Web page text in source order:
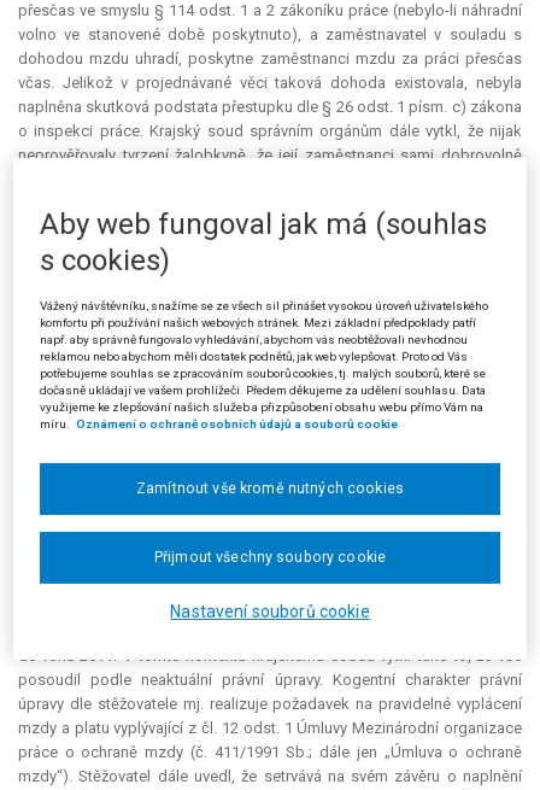
přesčas ve smyslu § 114 odst. 1 a 2 zákoníku práce (nebylo-li náhradní
volno ve stanovené době poskytnuto), a zaměstnavatel v souladu s
dohodou mzdu uhradí, poskytne zaměstnanci mzdu za práci přesčas
včas. Jelikož v projednávané věci taková dohoda existovala, nebyla
naplněna skutková podstata přestupku dle § 26 odst. 1 písm. c) zákona
o inspekci práce. Krajský soud správním orgánům dále vytkl, že nijak
neprověřovaly tvrzení žalobkyně, že její zaměstnanci sami dobrovolně
tomu, že by šlo ze strany zaměstnavatele o ujednání svévolné. Podle
krajského soudu tak jednáním žalobkyně nedošlo k ohrožení zájmu
společnosti zajistit odměnu za práci k slušnému a soběstačnému životu
pracovníků a jejich rodin. Jinými slovy, jednání žalobkyně s ohledem na
okolnosti případu nevykazovalo potřebný stupeň společenské
škodlivosti.
Žalovaný (stěžovatel) podal proti rozsudku krajského soudu kasační
stížnost. Namítal, že § 141 odst. 1 zákoníku práce je normakogentní
zákoníku práce patrné, že se od tohoto ustanovení není možné odchýlit
(princip tzv. minimaxu). Obsahuje totiž maximální limit povinnosti
zaměstnavatele, resp. mu stanovuje maximální limity pro poskytnutí
mzdy jeho zaměstnanci, a jedná se tak o nejzazší termín (užití slova
) pro splatnost mzdy za vykonanou práci, který nelze
překročit.JudikaturaNejvyššího soudu, na kterou odkázal krajský soud
a dle níž se od § 141 odst. 1 odchýlit lze, je dle názoru žalovaného již
do roku 2011. V tomto kontextu krajskému soudu vytkl také to, že věc
posoudil podle neaktuální právní úpravy. Kogentnícharakter právní
úpravy dle stěžovatele mj. realizuje požadavek na pravidelné vyplácení
mzdy a platu vyplývající z čl. 12 odst. 1 Úmluvy Mezinárodní organizace
práce o ochraně mzdy (č. 411/1991 Sb.; dále jen „Úmluva o ochraně
mzdy“). Stěžovatel dále uvedl, že setrvává na svém závěru o naplnění
Aby web fungoval jak má (souhlas
s cookies)
Vážený návštěvníku, snažíme se ze všech sil přinášet vysokou úroveň uživatelského
komfortu při používání našich webových stránek. Mezi základní předpoklady patří
např. aby správně fungovalo vyhledávání, abychom vás neobtěžovali nevhodnou
reklamou nebo abychom měli dostatek podnětů, jak web vylepšovat. Proto od Vás
potřebujeme souhlas se zpracováním souborů cookies, tj. malých souborů, které se
dočasně ukládají ve vašem prohlížeči. Předem děkujeme za udělení souhlasu. Data
využijeme ke zlepšování našich služeb a přizpůsobení obsahu webu přímo Vám na
míru.
Oznámení o ochraně osobních údajů a souborů cookie
Nastavení souborů cookie
Zamítnout vše kromě nutných cookies
Přijmout všechny soubory cookie